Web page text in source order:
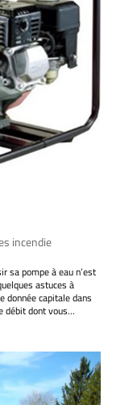
incendie
sa pompe à eau n’est
astuces à
capitale dans
débit dont vous...